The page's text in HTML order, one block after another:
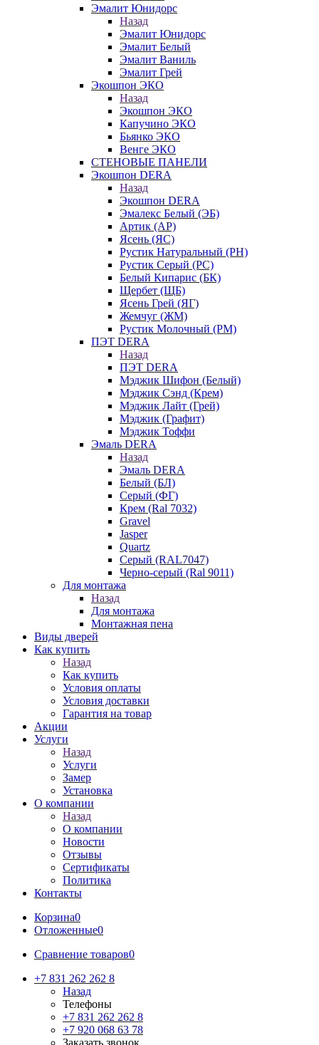
Эмалит Юнидорс
Назад
Эмалит Юнидорс
Эмалит Белый
Эмалит Ваниль
Эмалит Грей
Экошпон ЭКО
Назад
Экошпон ЭКО
Капучино ЭКО
Бьянко ЭКО
Венге ЭКО
СТЕНОВЫЕ ПАНЕЛИ
Экошпон DERA
Назад
Экошпон DERA
Эмалекс Белый (ЭБ)
Артик (АР)
Ясень (ЯС)
Рустик Натуральный (РН)
Рустик Серый (РС)
Белый Кипарис (БК)
Щербет (ЩБ)
Ясень Грей (ЯГ)
Жемчуг (ЖМ)
Рустик Молочный (РМ)
ПЭТ DERA
Назад
ПЭТ DERA
Мэджик Шифон (Белый)
Мэджик Сэнд (Крем)
Мэджик Лайт (Грей)
Мэджик (Графит)
Мэджик Тоффи
Эмаль DERA
Назад
Эмаль DERA
Белый (БЛ)
Серый (ФГ)
Крем (Ral 7032)
Gravel
Jasper
Quartz
Серый (RAL7047)
Черно-серый (Ral 9011)
Для монтажа
Назад
Для монтажа
Монтажная пена
Виды дверей
Как купить
Назад
Как купить
Условия оплаты
Условия доставки
Гарантия на товар
Акции
Услуги
Назад
Услуги
Замер
Установка
О компании
Назад
О компании
Новости
Отзывы
Сертификаты
Политика
Контакты
Корзина0
Отложенные0
Сравнение товаров0
+7 831 262 262 8
Назад
Телефоны
+7 831 262 262 8
+7 920 068 63 78
Заказать звонок